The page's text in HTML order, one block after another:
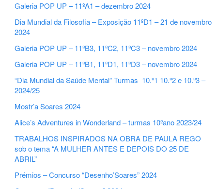
Galeria POP UP – 11ºA1 – dezembro 2024
Dia Mundial da Filosofia – Exposição 11ºD1 – 21 de novembro
2024
Galeria POP UP – 11ºB3, 11ºC2, 11ºC3 – novembro 2024
Galeria POP UP – 11ºB1, 11ºD1, 11ºD3 – novembro 2024
“Dia Mundial da Saúde Mental” Turmas 10.º1 10.º2 e 10.º3 –
2024/25
Mostr’a Soares 2024
Alice’s Adventures in Wonderland – turmas 10ºano 2023/24
TRABALHOS INSPIRADOS NA OBRA DE PAULA REGO
sob o tema “A MULHER ANTES E DEPOIS DO 25 DE
ABRIL”
Prémios – Concurso “Desenho’Soares” 2024